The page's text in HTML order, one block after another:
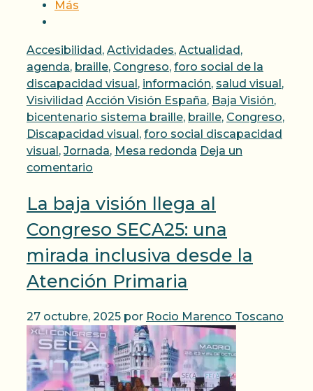
Más
Categorías
Accesibilidad, Actividades, Actualidad,
agenda, braille, Congreso, foro social de la
discapacidad visual, información, salud visual,
Visivilidad Etiquetas
Acción Visión España, Baja Visión,
bicentenario sistema braille, braille, Congreso,
Discapacidad visual, foro social discapacidad
visual, Jornada, Mesa redonda Deja un
comentario
La baja visión llega al
Congreso SECA25: una
mirada inclusiva desde la
Atención Primaria
27 octubre, 2025 por Rocio Marenco Toscano